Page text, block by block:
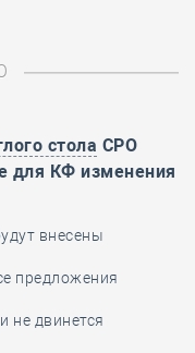
стола СРО
для КФ изменения
внесены
предложения
не двинется